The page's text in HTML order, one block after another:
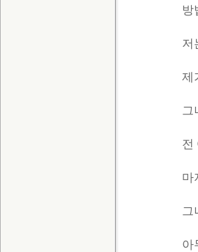
방
저
제
그
전
마
그
아